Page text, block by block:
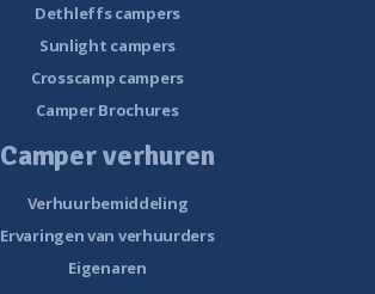
Dethleffs campers
Sunlight campers
Crosscamp campers
Camper Brochures
Camper verhuren
Verhuurbemiddeling
Ervaringen van verhuurders
Eigenaren